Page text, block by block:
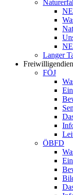
Langer
FÖJ
ÖBFD